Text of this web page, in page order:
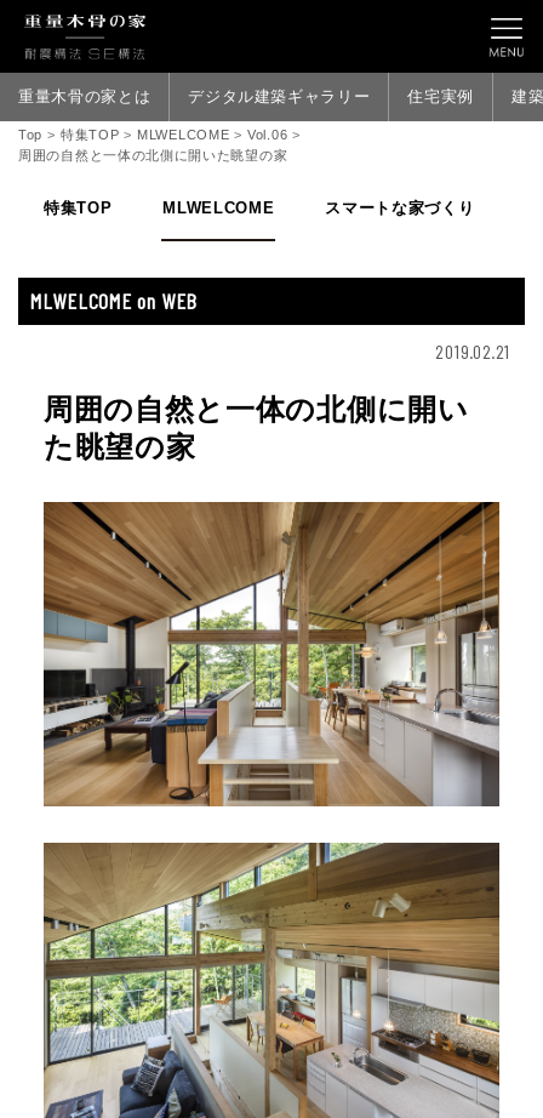
重量木骨の家とは デジタル建築ギャラリー 住宅実例 建
Top > 特集TOP > MLWELCOME > Vol.06 >
周囲の自然と一体の北側に開いた眺望の家
特集TOP MLWELCOME スマートな家づくり
MLWELCOME on WEB
2019.02.21
周囲の自然と一体の北側に開い
た眺望の家